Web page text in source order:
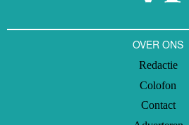
OVER ONS
Redactie
Colofon
Contact